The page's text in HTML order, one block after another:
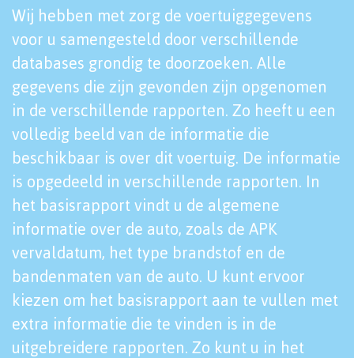
Wij hebben met zorg de voertuiggegevens
voor u samengesteld door verschillende
databases grondig te doorzoeken. Alle
gegevens die zijn gevonden zijn opgenomen
in de verschillende rapporten. Zo heeft u een
volledig beeld van de informatie die
beschikbaar is over dit voertuig. De informatie
is opgedeeld in verschillende rapporten. In
het basisrapport vindt u de algemene
informatie over de auto, zoals de APK
vervaldatum, het type brandstof en de
bandenmaten van de auto. U kunt ervoor
kiezen om het basisrapport aan te vullen met
extra informatie die te vinden is in de
uitgebreidere rapporten. Zo kunt u in het